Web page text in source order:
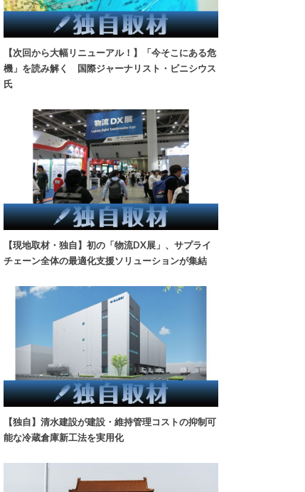
【次回から大幅リニューアル！】「今そこにある危
機」を読み解く 国際ジャーナリスト・ビニシウス
氏
【現地取材・独自】初の「物流DX展」、サプライ
チェーン全体の最適化支援ソリューションが集結
【独自】清水建設が建設・維持管理コストの抑制可
能な冷蔵倉庫新工法を実用化